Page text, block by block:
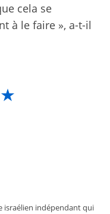
cela se
à le faire », a-t-il
israélien indépendant qui